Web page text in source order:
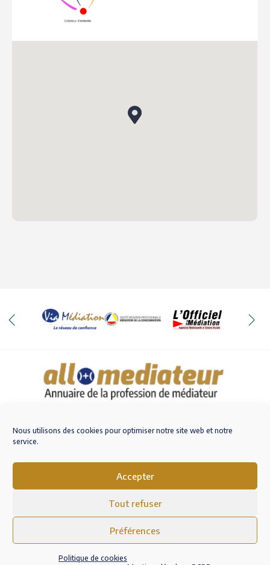
Nous utilisons des cookies pour optimiser notre site web et notre
service.
Accepter
Tout refuser
Préférences
Politique de cookies
M'inscrire sur AlloMediateur
Mentions légales – RGPD
Conditions Générales d’Utilisation
Politique de cookies (EU)